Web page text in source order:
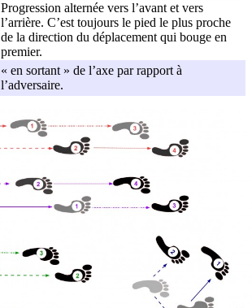
Progression alternée vers l’avant et vers
l’arrière. C’est toujours le pied le plus proche
de la direction du déplacement qui bouge en
premier.
« en sortant » de l’axe par rapport à
l’adversaire.